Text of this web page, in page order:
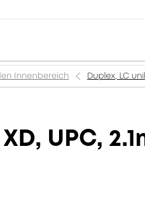
Innenbereich Duplex, LC
UPC,